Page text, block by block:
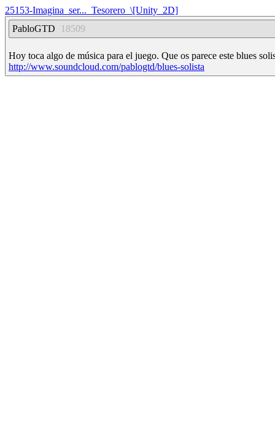
25153-Imagina_ser..._Tesorero_\[Unity_2D]
PabloGTD
18509
Hoy toca algo de música para el juego. Que os parece este blues
http://www.soundcloud.com/pablogtd/blues-solista